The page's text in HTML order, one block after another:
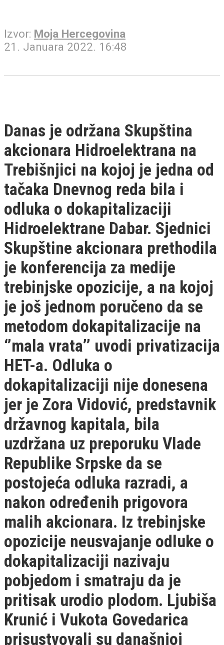
Izvor: Moja Hercegovina
21. Januara 2022. 16:48
Danas je održana Skupština
akcionara Hidroelektrana na
Trebišnjici na kojoj je jedna od
tačaka Dnevnog reda bila i
odluka o dokapitalizaciji
Hidroelektrane Dabar. Sjednici
Skupštine akcionara prethodila
je konferencija za medije
trebinjske opozicije, a na kojoj
je još jednom poručeno da se
metodom dokapitalizacije na
‘’mala vrata’’ uvodi privatizacija
HET-a. Odluka o
dokapitalizaciji nije donesena
jer je Zora Vidović, predstavnik
državnog kapitala, bila
uzdržana uz preporuku Vlade
Republike Srpske da se
postojeća odluka razradi, a
nakon određenih prigovora
malih akcionara. Iz trebinjske
opozicije neusvajanje odluke o
dokapitalizaciji nazivaju
pobjedom i smatraju da je
pritisak urodio plodom. Ljubiša
Krunić i Vukota Govedarica
prisustvovali su današnjoj